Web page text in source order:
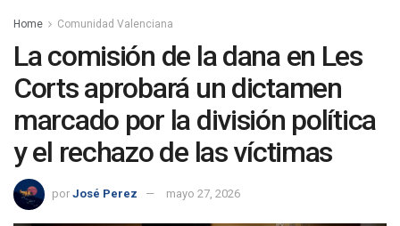
Home Comunidad Valenciana
La comisión de la dana en Les
Corts aprobará un dictamen
marcado por la división política
y el rechazo de las víctimas
por José Perez mayo 27, 2026